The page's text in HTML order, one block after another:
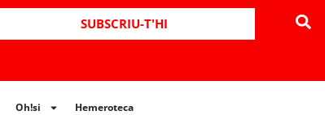
SUBSCRIU-T'HI
Oh!si Hemeroteca